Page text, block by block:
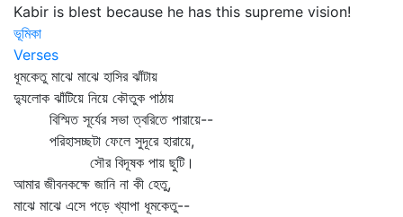
Kabir is blest because he has this supreme vision!
ভূমিকা
Verses
ধূমকেতু মাঝে মাঝে হাসির ঝাঁটায়
দ্যুলোক ঝাঁটিয়ে নিয়ে কৌতুক পাঠায়
বিস্মিত সূর্যের সভা ত্বরিতে পারায়ে--
পরিহাসচ্ছটা ফেলে সুদূরে হারায়ে,
সৌর বিদূষক পায় ছুটি।
আমার জীবনকক্ষে জানি না কী হেতু,
মাঝে মাঝে এসে পড়ে খ্যাপা ধূমকেতু--